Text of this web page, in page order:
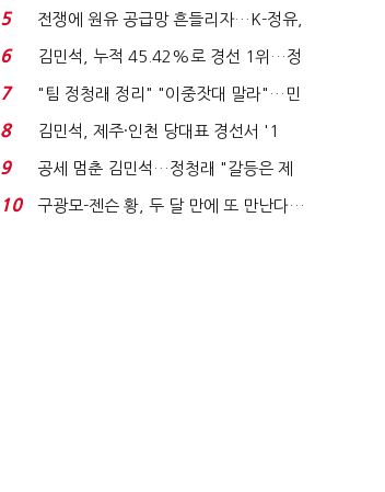
'1위 탈환'(종합)...
5
전쟁에 원유 공급망 흔들리자…K-정유,
에너지안보 핵심...
6
김민석, 누적 45.42%로 경선 1위…정
청래와 격차 0.86%p(...
7
"팀 정청래 정리" "이중잣대 말라"…민
주 최고위원 계파 다...
8
김민석, 제주·인천 당대표 경선서 '1
위'(1보)...
9
공세 멈춘 김민석…정청래 "갈등은 제
가 수습"
10
구광모-젠슨 황, 두 달 만에 또 만난다…